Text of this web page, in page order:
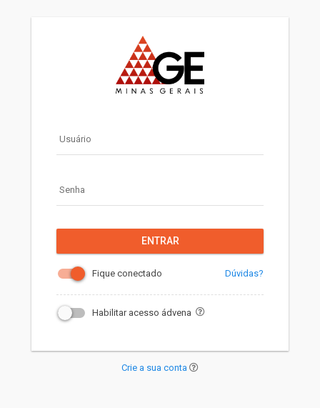
Usuário
Senha
ENTRAR
Dúvidas?
Fique conectado
Habilitar acesso ádvena
Crie a sua conta